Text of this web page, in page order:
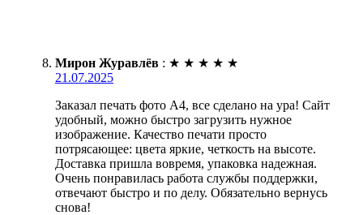
Мирон Журавлёв : ★ ★ ★ ★ ★
21.07.2025
Заказал печать фото А4, все сделано на ура! Сайт
удобный, можно быстро загрузить нужное
изображение. Качество печати просто
потрясающее: цвета яркие, четкость на высоте.
Доставка пришла вовремя, упаковка надежная.
Очень понравилась работа службы поддержки,
отвечают быстро и по делу. Обязательно вернусь
снова!